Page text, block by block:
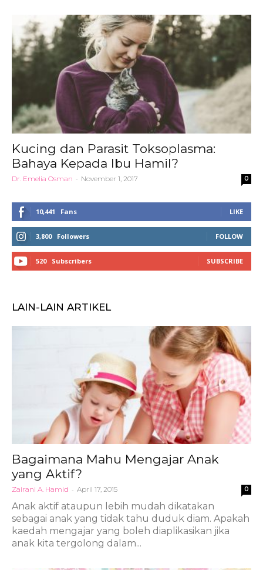
Kucing dan Parasit Toksoplasma:
Bahaya Kepada Ibu Hamil?
Dr. Emelia Osman - November 1, 2017 0
10,441 Fans LIKE
3,800 Followers FOLLOW
520 Subscribers SUBSCRIBE
LAIN-LAIN ARTIKEL
Bagaimana Mahu Mengajar Anak
yang Aktif?
Zairani A. Hamid - April 17, 2015 0
Anak aktif ataupun lebih mudah dikatakan
sebagai anak yang tidak tahu duduk diam. Apakah
kaedah mengajar yang boleh diaplikasikan jika
anak kita tergolong dalam...